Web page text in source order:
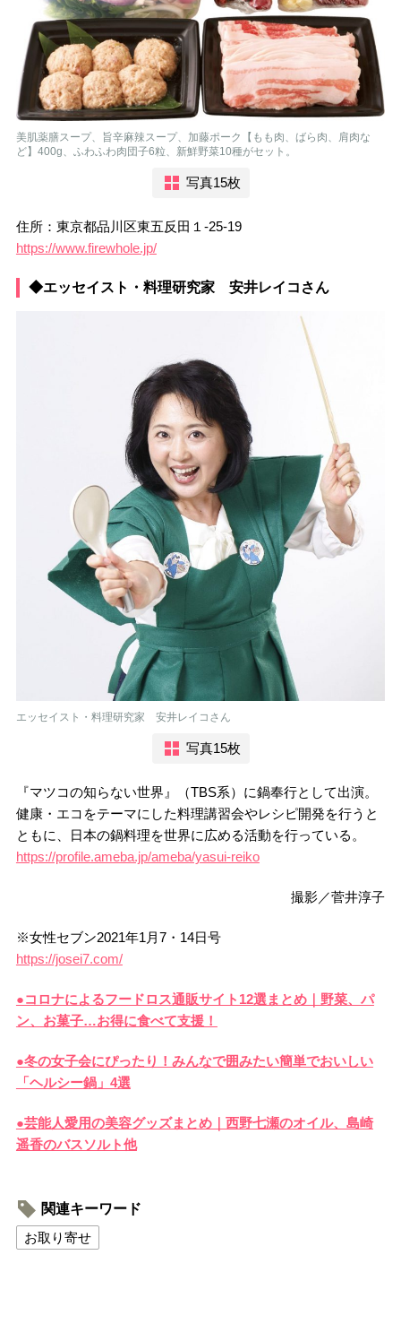
美肌薬膳スープ、旨辛麻辣スープ、加藤ポーク【もも肉、ばら肉、肩肉な
ど】400g、ふわふわ肉団子6粒、新鮮野菜10種がセット。
写真15枚
住所：東京都品川区東五反田１-25-19
https://www.firewhole.jp/
◆エッセイスト・料理研究家 安井レイコさん
エッセイスト・料理研究家 安井レイコさん
写真15枚
『マツコの知らない世界』（TBS系）に鍋奉行として出演。
健康・エコをテーマにした料理講習会やレシピ開発を行うと
ともに、日本の鍋料理を世界に広める活動を行っている。
https://profile.ameba.jp/ameba/yasui-reiko
撮影／菅井淳子
※女性セブン2021年1月7・14日号
https://josei7.com/
●コロナによるフードロス通販サイト12選まとめ｜野菜、パ
ン、お菓子…お得に食べて支援！
●冬の女子会にぴったり！みんなで囲みたい簡単でおいしい
「ヘルシー鍋」4選
●芸能人愛用の美容グッズまとめ｜西野七瀬のオイル、島崎
遥香のバスソルト他
関連キーワード
お取り寄せ